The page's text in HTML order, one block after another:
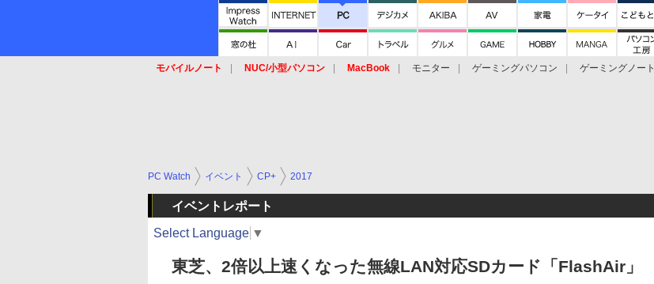
モバイルノート NUC/小型パソコン MacBook モニター ゲーミングパソコン ゲーミングノート
PC Watch イベント CP+ 2017
イベントレポート
Select Language ▼
東芝、2倍以上速くなった無線LAN対応SDカード「FlashAir」